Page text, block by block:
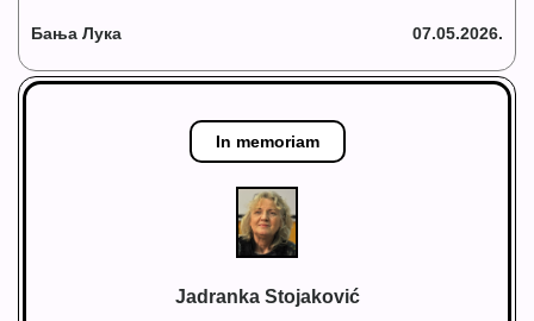
Бања Лука 07.05.2026.
In memoriam
Jadranka Stojaković